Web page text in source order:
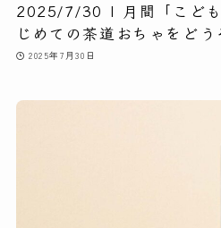
2025/7/30 | 月間「こど
じめての茶道おちゃをどう
2025年7月30日